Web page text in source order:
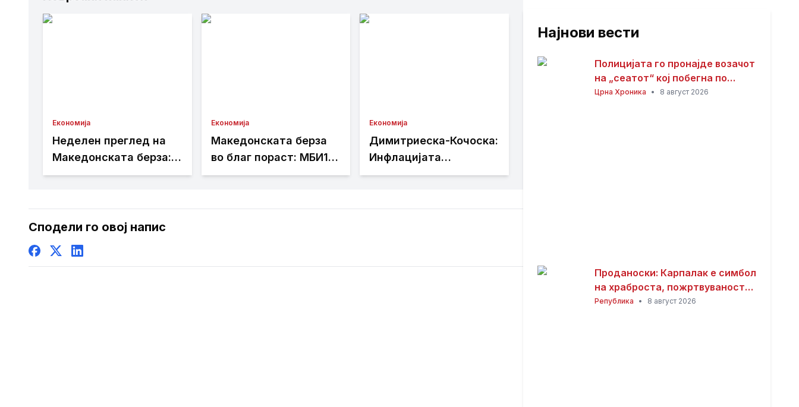
Економија
Неделен преглед на
Македонската берза:
промет од 101,01
најтргувани акциите
на Комерцијална банка
Економија
Македонската берза
во благ пораст: МБИ10
порасна за 0,08 отсто,
на Комерцијална банка
Економија
Димитриеска-Кочоска:
Инфлацијата
продолжува да се
Сподели го овој напис
Најнови вести
Полицијата го пронајде возачот
на „сеатот“ кој побегна по
несреќата со загинатиот
Црна Хроника • 8 август 2026
Проданоски: Карпалак е симбол
на храброста, пожртвуваноста
и љубовта кон татковината
Република • 8 август 2026